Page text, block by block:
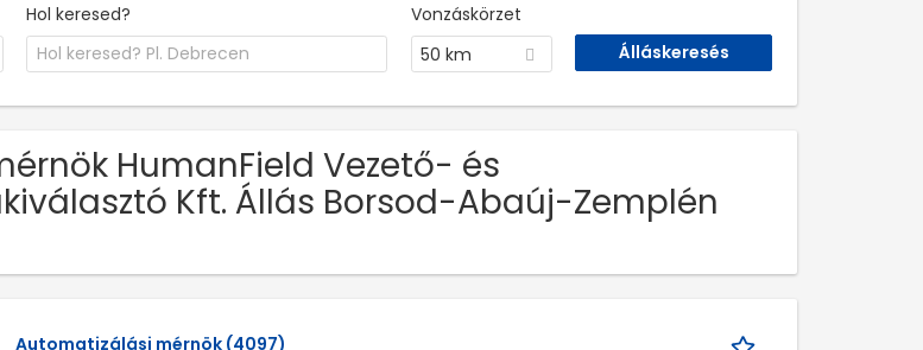
Hol keresed?
Vonzáskörzet
50 km
HumanField Vezető- és
Kft. Állás Borsod-Abaúj-Zemplén
Automatizálási mérnök (4097)